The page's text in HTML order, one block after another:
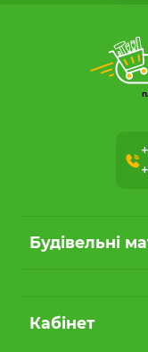
Будівельні
Кабінет